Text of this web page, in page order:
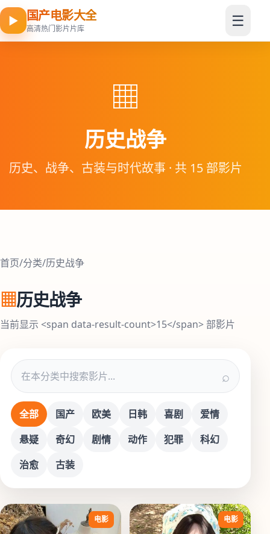
▶ 国产电影大全
高清热门影片片库 ☰
▦
历史战争
历史、战争、古装与时代故事 · 共 15 部影片
首页/分类/历史战争
▦历史战争
当前显示 <span data-result-count>15</span> 部影片
⌕
全部 国产 欧美 日韩 喜剧
爱情
悬疑
奇幻 剧情 动作 犯罪
科幻
治愈
古装
电影 电影